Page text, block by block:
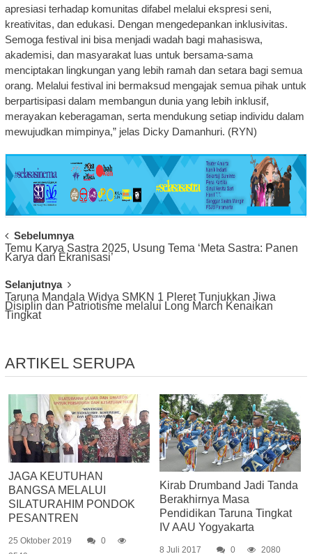
apresiasi terhadap komunitas difabel melalui ekspresi seni,
kreativitas, dan edukasi. Dengan mengedepankan inklusivitas.
Semoga festival ini bisa menjadi wadah bagi mahasiswa,
akademisi, dan masyarakat luas untuk bersama-sama
menciptakan lingkungan yang lebih ramah dan setara bagi semua
orang. Melalui festival ini bermaksud mengajak semua pihak untuk
berpartisipasi dalam membangun dunia yang lebih inklusif,
merayakan keberagaman, serta mendukung setiap individu dalam
mewujudkan mimpinya,” jelas Dicky Damanhuri. (RYN)
Post
Navigation
Sebelumnya
Temu Karya Sastra 2025, Usung Tema ‘Meta Sastra: Panen
Karya dan Ekranisasi’
Selanjutnya
Taruna Mandala Widya SMKN 1 Pleret Tunjukkan Jiwa
Disiplin dan Patriotisme melalui Long March Kenaikan
Tingkat
ARTIKEL SERUPA
JAGA KEUTUHAN
BANGSA MELALUI
SILATURAHIM PONDOK
PESANTREN
25 Oktober 2019
0
Kirab Drumband Jadi Tanda
Berakhirnya Masa
Pendidikan Taruna Tingkat
IV AAU Yogyakarta
8 Juli 2017 0 2080